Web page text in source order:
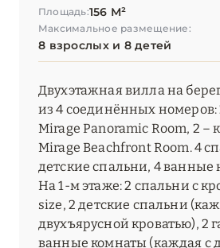
Площадь:156 М²
Максимальное размещение:
8 взрослых и 8 детей
Двухэтажная вилла на
из 4 соединённых номеров:
Mirage Panoramic Room, 2 –
Mirage Beachfront Room. 4
детские спальни, 4 ванные
На 1-м этаже: 2 спальни с
size, 2 детские спальни
двухъярусной кроватью), 2
ванные комнаты (каждая с